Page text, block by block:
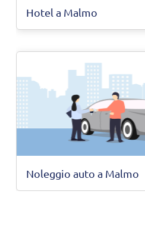
Hotel a Malmo
Noleggio auto a Malmo